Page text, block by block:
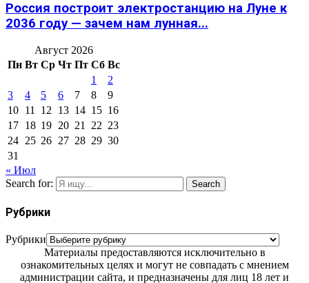
Россия построит электростанцию на Луне к
2036 году — зачем нам лунная...
Август 2026
Пн Вт Ср Чт Пт Сб Вс
1
2
3
4 5 6 7 8
9
10 11 12 13 14 15 16
17 18 19 20 21 22 23
24 25 26 27 28 29 30
31
« Июл
Search for:
Search
Рубрики
Рубрики
Материалы предоставляются исключительно в
ознакомительных целях и могут не совпадать с мнением
администрации сайта, и предназначены для лиц 18 лет и